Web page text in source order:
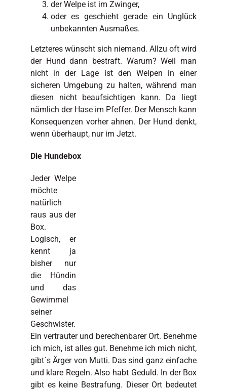
der Welpe ist im Zwinger,
oder es geschieht gerade ein Unglück
unbekannten Ausmaßes.
Letzteres wünscht sich niemand. Allzu oft wird
der Hund dann bestraft. Warum? Weil man
nicht in der Lage ist den Welpen in einer
sicheren Umgebung zu halten, während man
diesen nicht beaufsichtigen kann. Da liegt
nämlich der Hase im Pfeffer. Der Mensch kann
Konsequenzen vorher ahnen. Der Hund denkt,
wenn überhaupt, nur im Jetzt.
Die Hundebox
Jeder Welpe
möchte
natürlich
raus aus der
Box.
Logisch, er
kennt ja
bisher nur
die Hündin
und das
Gewimmel
seiner
Geschwister.
Ein vertrauter und berechenbarer Ort. Benehme
ich mich, ist alles gut. Benehme ich mich nicht,
gibt´s Ärger von Mutti. Das sind ganz einfache
und klare Regeln. Also habt Geduld. In der Box
gibt es keine Bestrafung. Dieser Ort bedeutet